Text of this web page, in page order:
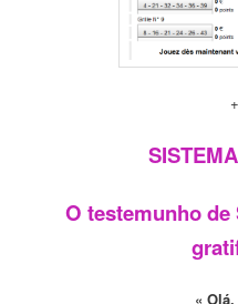
O testemunho de
«